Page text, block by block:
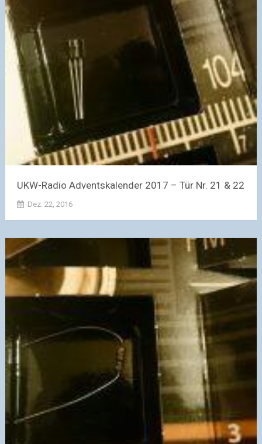
UKW-Radio Adventskalender 2017 – Tür Nr. 21 & 22
Dez. 22, 2016